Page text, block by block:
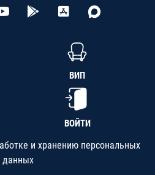
ВИП
ВОЙТИ
и хранению персональных
данных